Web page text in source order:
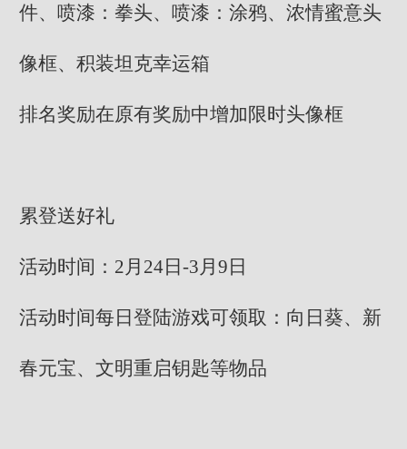
件、喷漆：拳头、喷漆：涂鸦、浓情蜜意头
像框、积装坦克幸运箱
排名奖励在原有奖励中增加限时头像框
累登送好礼
活动时间：2月24日-3月9日
活动时间每日登陆游戏可领取：向日葵、新
春元宝、文明重启钥匙等物品